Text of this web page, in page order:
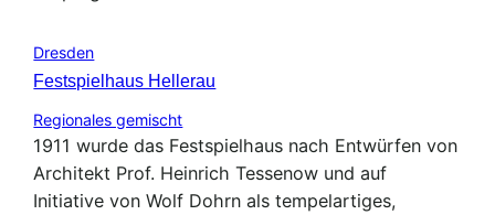
Dresden
Festspielhaus Hellerau
Regionales gemischt
1911 wurde das Festspielhaus nach Entwürfen von
Architekt Prof. Heinrich Tessenow und auf
Initiative von Wolf Dohrn als tempelartiges,